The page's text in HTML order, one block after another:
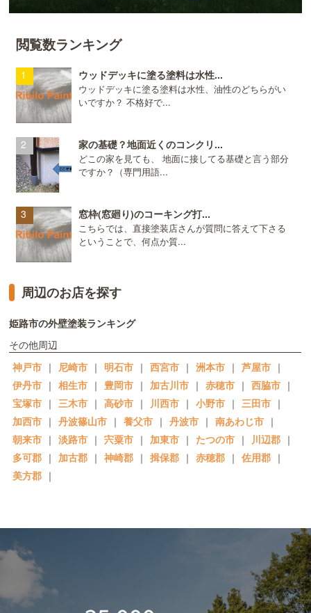
閲覧数ランキング
ウッドデッキに塗る塗料は水性...
ウッドデッキに塗る塗料は水性、油性のどちらがい
いですか？ 不格好で...
家の基礎？地面近くのコンクリ...
どこの家を見ても、 地面に接してる基礎と言う部分
ですか？（専門用語...
窓枠(窓廻り)のコーキング打...
こちらでは、直接塗装店さんが質問に答えて下さる
ということで、何点か質...
周辺のお店を探す
姫路市の外壁塗装ランキング
その他周辺
神戸市 ｜ 尼崎市 ｜ 明石市 ｜ 西宮市 ｜ 洲本市 ｜ 芦屋市 ｜
伊丹市 ｜ 相生市 ｜ 豊岡市 ｜ 加古川市 ｜ 赤穂市 ｜ 西脇市 ｜
宝塚市 ｜ 三木市 ｜ 高砂市 ｜ 川西市 ｜ 小野市 ｜ 三田市 ｜
加西市 ｜ 丹波篠山市 ｜ 養父市 ｜ 丹波市 ｜ 南あわじ市 ｜
朝来市 ｜ 淡路市 ｜ 宍粟市 ｜ 加東市 ｜ たつの市 ｜ 川辺郡 ｜
多可郡 ｜ 加古郡 ｜ 神崎郡 ｜ 揖保郡 ｜ 赤穂郡 ｜ 佐用郡 ｜
美方郡 ｜